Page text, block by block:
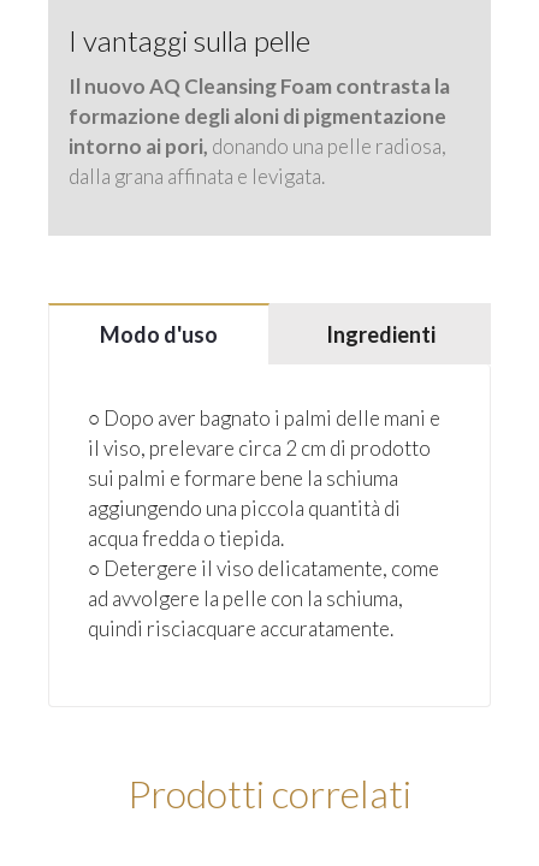
I vantaggi sulla pelle
Il nuovo AQ Cleansing Foam contrasta la
formazione degli aloni di pigmentazione
intorno ai pori, donando una pelle radiosa,
dalla grana affinata e levigata.
Modo d'uso Ingredienti
○ Dopo aver bagnato i palmi delle mani e
il viso, prelevare circa 2 cm di prodotto
sui palmi e formare bene la schiuma
aggiungendo una piccola quantità di
acqua fredda o tiepida.
○ Detergere il viso delicatamente, come
ad avvolgere la pelle con la schiuma,
quindi risciacquare accuratamente.
Prodotti correlati